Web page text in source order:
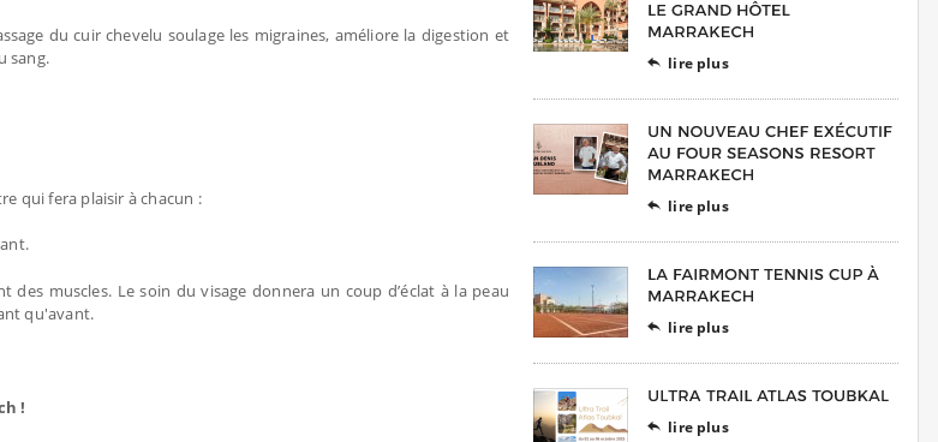
du cuir chevelu soulage les migraines, améliore la digestion et
sang.
qui fera plaisir à chacun :
muscles. Le soin du visage donnera un coup d’éclat à la peau
qu'avant.
!
 lire plus
 lire plus
 lire plus
 lire plus